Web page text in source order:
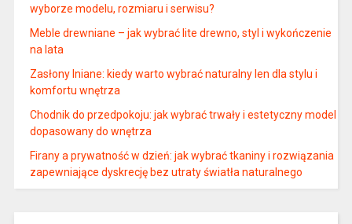
wyborze modelu, rozmiaru i serwisu?
Meble drewniane – jak wybrać lite drewno, styl i wykończenie
na lata
Zasłony lniane: kiedy warto wybrać naturalny len dla stylu i
komfortu wnętrza
Chodnik do przedpokoju: jak wybrać trwały i estetyczny model
dopasowany do wnętrza
Firany a prywatność w dzień: jak wybrać tkaniny i rozwiązania
zapewniające dyskrecję bez utraty światła naturalnego